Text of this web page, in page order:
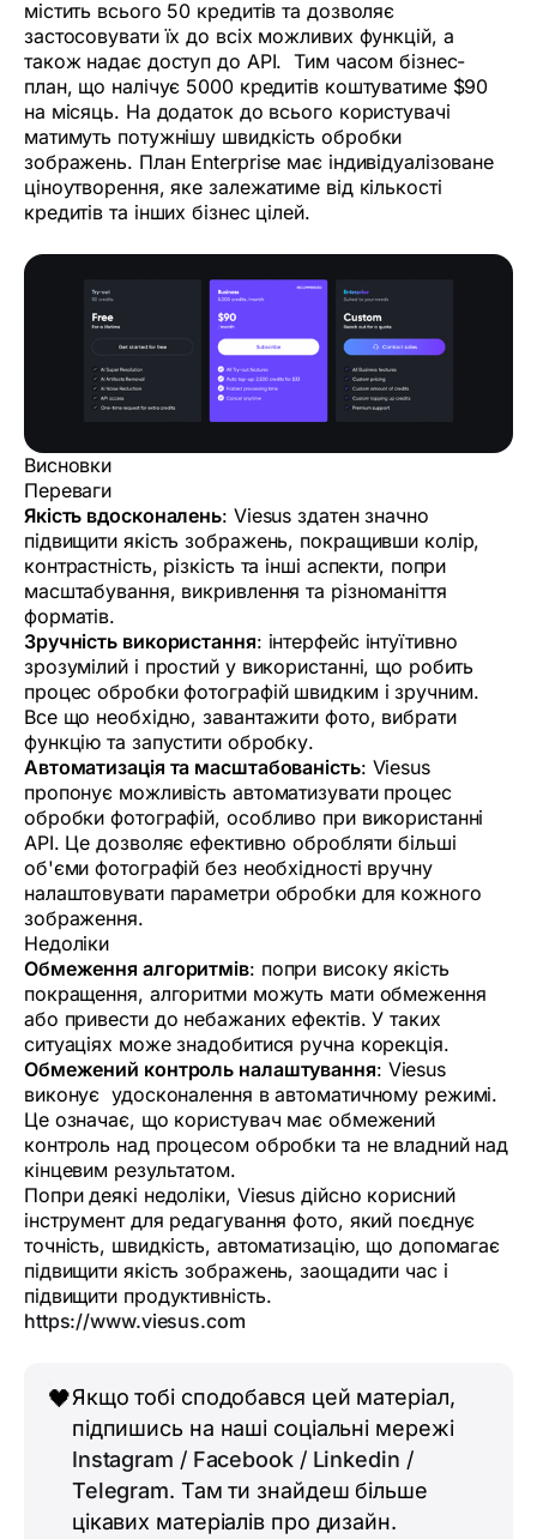
містить всього 50 кредитів та дозволяє
застосовувати їх до всіх можливих функцій, а
також надає доступ до API. Тим часом бізнес-
план, що налічує 5000 кредитів коштуватиме $90
на місяць. На додаток до всього користувачі
матимуть потужнішу швидкість обробки
зображень. План Enterprise має індивідуалізоване
ціноутворення, яке залежатиме від кількості
кредитів та інших бізнес цілей.
Висновки
Переваги
Якість вдосконалень: Viesus здатен значно
підвищити якість зображень, покращивши колір,
контрастність, різкість та інші аспекти, попри
масштабування, викривлення та різноманіття
форматів.
Зручність використання: інтерфейс інтуїтивно
зрозумілий і простий у використанні, що робить
процес обробки фотографій швидким і зручним.
Все що необхідно, завантажити фото, вибрати
функцію та запустити обробку.
Автоматизація та масштабованість: Viesus
пропонує можливість автоматизувати процес
обробки фотографій, особливо при використанні
API. Це дозволяє ефективно обробляти більші
об'єми фотографій без необхідності вручну
налаштовувати параметри обробки для кожного
зображення.
Недоліки
Обмеження алгоритмів: попри високу якість
покращення, алгоритми можуть мати обмеження
або привести до небажаних ефектів. У таких
ситуаціях може знадобитися ручна корекція.
Обмежений контроль налаштування: Viesus
виконує удосконалення в автоматичному режимі.
Це означає, що користувач має обмежений
контроль над процесом обробки та не владний над
кінцевим результатом.
Попри деякі недоліки, Viesus дійсно корисний
інструмент для редагування фото, який поєднує
точність, швидкість, автоматизацію, що допомагає
підвищити якість зображень, заощадити час і
підвищити продуктивність.
https://www.viesus.com
🖤Якщо тобі сподобався цей матеріал,
підпишись на наші соціальні мережі
Instagram / Facebook/ Linkedin /
Telegram. Там ти знайдеш більше
цікавих матеріалів про дизайн.